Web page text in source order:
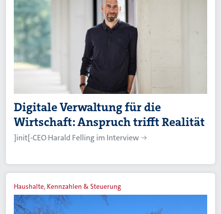
Digitale Verwaltung für die
Wirtschaft: Anspruch trifft Realität
]init[-CEO Harald Felling im Interview
Haushalte, Kennzahlen & Steuerung